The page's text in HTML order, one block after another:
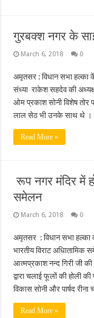
गुरबक्श नगर के
March 6, 2018 0
अमृतसर : विधान सभा हल्का
संध्या राकेश सहदेव की
ओम प्रकाश सोनी विशेष तोर
लाल सेठ भी उनके साथ थे ।
Read More »
रूप नगर मंदिर में
समेलन
March 6, 2018 0
अमृतसर : विधान सभा हल्का
भारतीय विराट अधिातामिक
आत्मप्रकाश नन्द गिरी जी
द्वारा चलाई फूलों की होली
विकास सोनी और पार्षद
Read More »